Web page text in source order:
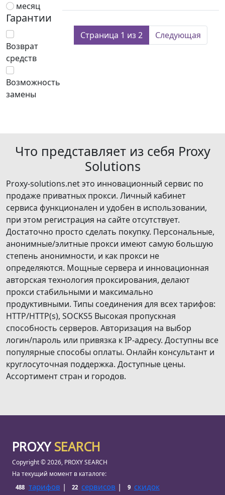
месяц
Гарантии
Возврат
средств
Возможность
замены
Страница 1 из 2 Следующая
Что представляет из себя Proxy
Solutions
Proxy-solutions.net это инновационный сервис по
продаже приватных прокси. Личный кабинет
сервиса функционален и удобен в использовании,
при этом регистрация на сайте отсутствует.
Достаточно просто сделать покупку. Персональные,
анонимные/элитные прокси имеют самую большую
степень анонимности, и как прокси не
определяются. Мощные сервера и инновационная
авторская технология проксирования, делают
прокси стабильными и максимально
продуктивными. Типы соединения для всех тарифов:
НТТР/НТТР(s), SOCKS5 Высокая пропускная
способность серверов. Авторизация на выбор
логин/пароль или привязка к IP-адресу. Доступны все
популярные способы оплаты. Онлайн консультант и
круглосуточная поддержка. Доступные цены.
Ассортимент стран и городов.
PROXYSEARCH
Copyright © 2026, PROXY SEARCH
На текущий момент в каталоге:
488 тарифов | 22 сервисов | 9 скидок